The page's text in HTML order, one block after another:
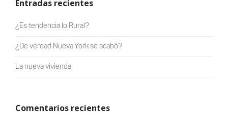
Entradas recientes
¿Es tendencia lo Rural?
¿De verdad Nueva York se acabó?
La nueva vivienda
Comentarios recientes